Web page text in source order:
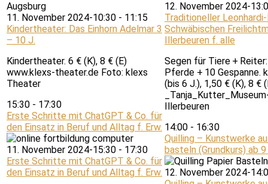
11. November 2024-10:30 - 11:15
Kindertheater: Das Einhorn Adelmar 3
– 10 J.
Kindertheater. 6 € (K), 8 € (E)
www.klexs-theater.de Foto: klexs
Theater
15:30 - 17:30
Erste Schritte mit ChatGPT & Co. für
den Einsatz in Beruf und Alltag f. Erw.
11. November 2024-15:30 - 17:30
Erste Schritte mit ChatGPT & Co. für
den Einsatz in Beruf und Alltag f. Erw.
12. November 2024-
Traditioneller
Schwäbischen
Illerbeuren f. alle
Segen für Tiere +
Pferde + 10 Gespanne.
(bis 6 J.), 1,50 € (K), 8 €
Illerbeuren
14:00 - 16:30
Quilling – Kunstwerke
basteln (Grundkurs) ab 9
12. November 2024-